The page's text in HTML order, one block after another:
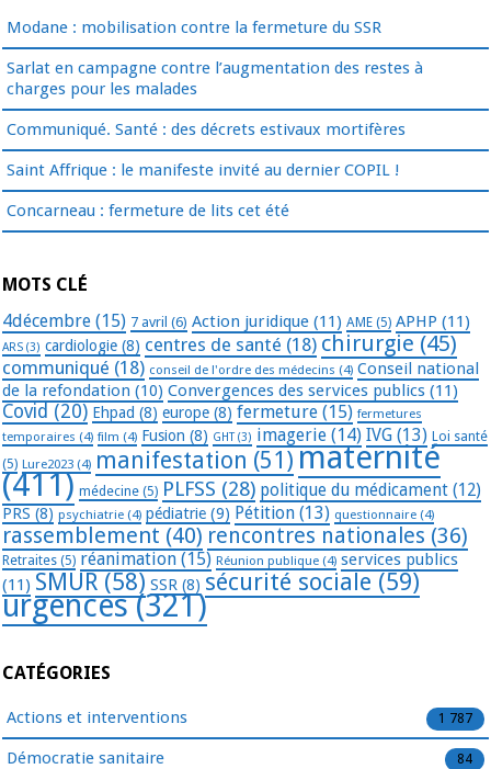
Modane : mobilisation contre la fermeture du SSR
Sarlat en campagne contre l’augmentation des restes à
charges pour les malades
Communiqué. Santé : des décrets estivaux mortifères
Saint Affrique : le manifeste invité au dernier COPIL !
Concarneau : fermeture de lits cet été
MOTS CLÉ
4décembre (15) 7 avril (6) Action juridique (11) AME (5) APHP (11)
ARS (3) cardiologie (8) centres de santé (18) chirurgie (45)
communiqué (18) conseil de l'ordre des médecins (4) Conseil national
de la refondation (10) Convergences des services publics (11)
Covid (20) Ehpad (8) europe (8) fermeture (15) fermetures
temporaires (4) film (4) Fusion (8) GHT(3) imagerie (14) IVG (13) Loi santé
(5) Lure2023 (4) manifestation (51) maternité
(411) médecine (5) PLFSS (28) politique du médicament (12)
PRS (8) psychiatrie (4) pédiatrie (9) Pétition (13) questionnaire (4)
rassemblement (40) rencontres nationales (36)
Retraites (5) réanimation (15) Réunion publique (4) services publics
(11) SMUR (58) SSR (8) sécurité sociale (59)
urgences(321)
CATÉGORIES
Actions et interventions 1 787
Démocratie sanitaire 84